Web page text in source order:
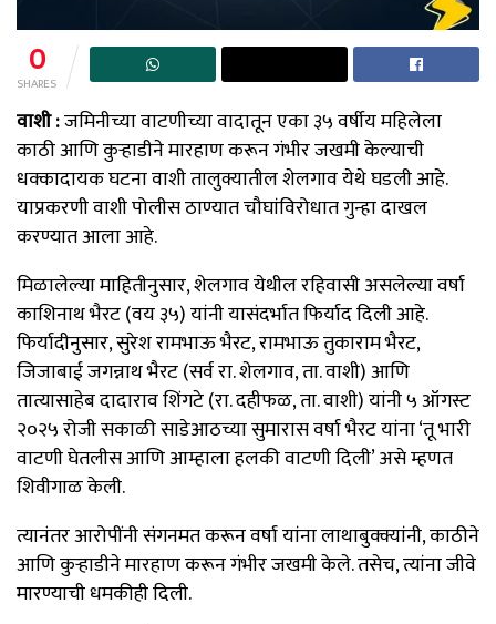
0
SHARES
वाशी :जमिनीच्या वाटणीच्या वादातून एका ३५ वर्षीय महिलेला
काठी आणि कुऱ्हाडीने मारहाण करून गंभीर जखमी केल्याची
धक्कादायक घटना वाशी तालुक्यातील शेलगाव येथे घडली आहे.
याप्रकरणी वाशी पोलीस ठाण्यात चौघांविरोधात गुन्हा दाखल
करण्यात आला आहे.
मिळालेल्या माहितीनुसार, शेलगाव येथील रहिवासी असलेल्या वर्षा
काशिनाथ भैरट (वय ३५) यांनी यासंदर्भात फिर्याद दिली आहे.
फिर्यादीनुसार, सुरेश रामभाऊ भैरट, रामभाऊ तुकाराम भैरट,
जिजाबाई जगन्नाथ भैरट (सर्व रा. शेलगाव, ता. वाशी) आणि
तात्यासाहेब दादाराव शिंगटे (रा. दहीफळ, ता. वाशी) यांनी ५ ऑगस्ट
२०२५ रोजी सकाळी साडेआठच्या सुमारास वर्षा भैरट यांना ‘तू भारी
वाटणी घेतलीस आणि आम्हाला हलकी वाटणी दिली’ असे म्हणत
शिवीगाळ केली.
त्यानंतर आरोपींनी संगनमत करून वर्षा यांना लाथाबुक्क्यांनी, काठीने
आणि कुऱ्हाडीने मारहाण करून गंभीर जखमी केले. तसेच, त्यांना जीवे
मारण्याची धमकीही दिली.